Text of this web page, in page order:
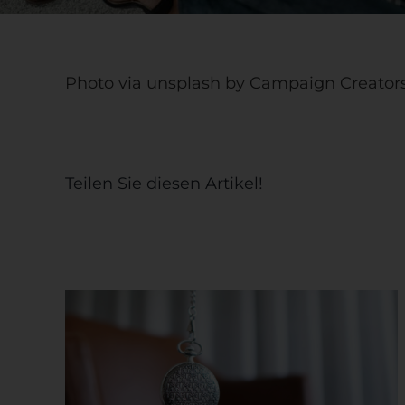
Photo via unsplash by Campaign
Teilen Sie diesen Artikel!